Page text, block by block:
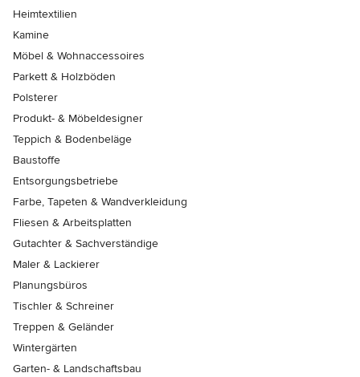
Heimtextilien
Kamine
Möbel & Wohnaccessoires
Parkett & Holzböden
Polsterer
Produkt- & Möbeldesigner
Teppich & Bodenbeläge
Baustoffe
Entsorgungsbetriebe
Farbe, Tapeten & Wandverkleidung
Fliesen & Arbeitsplatten
Gutachter & Sachverständige
Maler & Lackierer
Planungsbüros
Tischler & Schreiner
Treppen & Geländer
Wintergärten
Garten- & Landschaftsbau